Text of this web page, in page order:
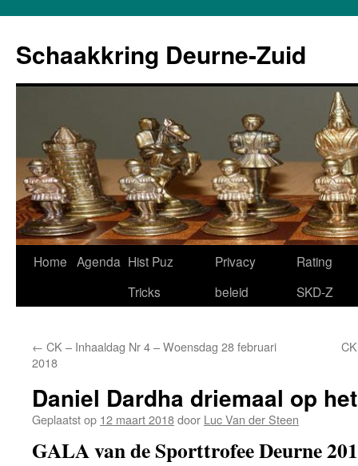
Schaakkring Deurne-Zuid
Ga
inhoud
Home Agenda Hist Puz
Tricks
Privacy
beleid
Rating
SKD-Z
← CK – Inhaaldag Nr 4 – Woensdag 28 februari
2018
Daniel Dardha driemaal op
Geplaatst op 12 maart 2018door Luc Van der Steen
GALA van de Sporttrofee Deurne